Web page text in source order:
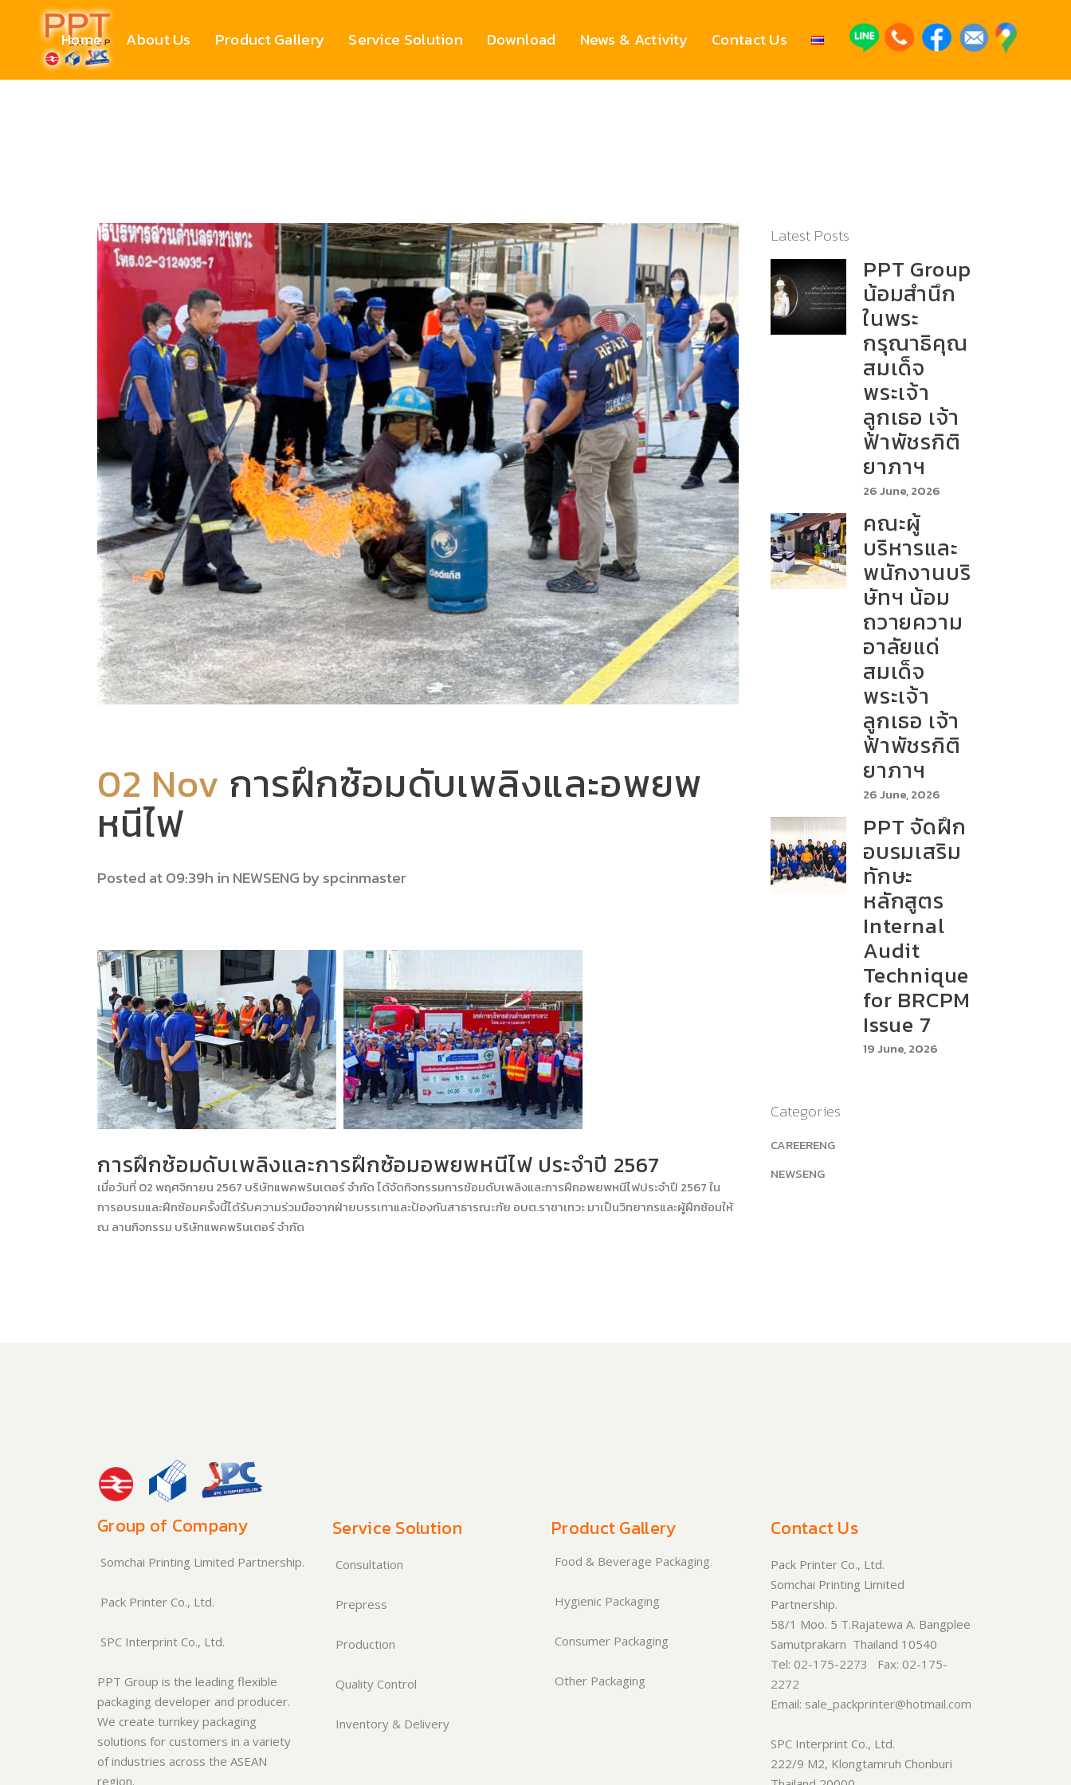
Home About Us Product Gallery Service Solution Download News & Activity Contact Us
02 Nov การฝึกซ้อมดับเพลิงและอพยพ
หนีไฟ
Posted at 09:39h in NEWSENG byspcinmaster
การฝึกซ้อมดับเพลิงและการฝึกซ้อมอพยพหนีไฟ ประจำปี 2567
เมื่อวันที่ 02 พฤศจิกายน 2567 บริษัทแพคพรินเตอร์ จำกัด ได้จัดกิจกรรมการซ้อมดับเพลิงและการฝึกอพยพหนีไฟประจำปี 2567 ใน
การอบรมและฝึกซ้อมครั้งนี้ได้รับความร่วมมือจากฝ่ายบรรเทาและป้องกันสาธารณะภัย อบต.ราชาเทวะ มาเป็นวิทยากรและผู้ฝึกซ้อมให้
ณ ลานกิจกรรม บริษัทแพคพรินเตอร์ จำกัด
Latest Posts
PPT Group
น้อมสำนึก
ในพระ
กรุณาธิคุณ
สมเด็จ
พระเจ้า
ลูกเธอ เจ้า
ฟ้าพัชรกิติ
ยาภาฯ
26 June, 2026
คณะผู้
บริหารและ
พนักงานบริ
ษัทฯ น้อม
ถวายความ
อาลัยแด่
สมเด็จ
พระเจ้า
ลูกเธอ เจ้า
ฟ้าพัชรกิติ
ยาภาฯ
26 June, 2026
PPT จัดฝึก
อบรมเสริม
ทักษะ
หลักสูตร
Internal
Audit
Technique
for BRCPM
Issue 7
19 June, 2026
Categories
CAREERENG
NEWSENG
Group of Company
Somchai Printing Limited Partnership.
Pack Printer Co., Ltd.
SPC Interprint Co., Ltd.
PPT Group is the leading flexible
packaging developer and producer.
We create turnkey packaging
solutions for customers in a variety
of industries across the ASEAN
region.
Service Solution
Consultation
Prepress
Production
Quality Control
Inventory & Delivery
Product Gallery
Food & Beverage Packaging
Hygienic Packaging
Consumer Packaging
Other Packaging
Contact Us
Pack Printer Co., Ltd.
Somchai Printing Limited
Partnership.
58/1 Moo. 5 T.Rajatewa A. Bangplee
Samutprakarn Thailand 10540
Tel: 02-175-2273 Fax: 02-175-
2272
Email: sale_packprinter@hotmail.com
SPC Interprint Co., Ltd.
222/9 M2, Klongtamruh Chonburi